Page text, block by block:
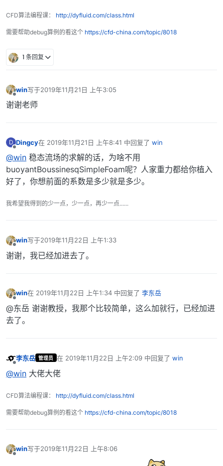
CFD算法编程课： http://dyfluid.com/class.html
需要帮助debug算例的看这个 https://cfd-china.com/topic/8018
1 条回复
win写于2019年11月21日 上午3:05
最后由 编辑
谢谢老师
D Dingcy在 2019年11月21日 上午8:41 中回复了 win
最后由 编辑
@win 稳态流场的求解的话，为啥不用
buoyantBoussinesqSimpleFoam呢？人家重力都给你植入
好了，你想前面的系数是多少就是多少。
我希望我得到的少一点，少一点，再少一点......
win写于2019年11月22日 上午1:33
最后由 编辑
谢谢，我已经加进去了。
win在 2019年11月22日 上午1:34 中回复了 李东岳
最后由 编辑
@东岳 谢谢教授，我那个比较简单，这么加就行，已经加进
去了。
李东岳 管理员 在 2019年11月22日 上午2:09中回复了 win
最后由 编辑
@win 大佬大佬
CFD算法编程课： http://dyfluid.com/class.html
需要帮助debug算例的看这个 https://cfd-china.com/topic/8018
离线
win写于2019年11月22日 上午8:06
最后由 编辑